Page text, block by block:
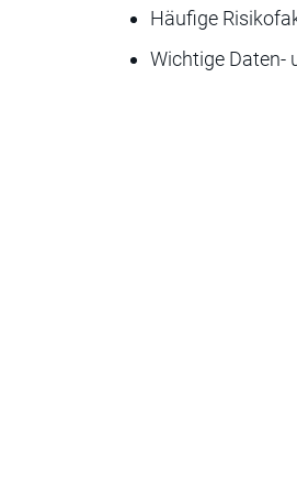
Häufige
Wichtige Daten-